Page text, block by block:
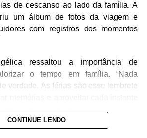
de descanso ao lado da família. A
um álbum de fotos da viagem e
com registros dos momentos
ressaltou a importância de
o tempo em família. “Nada
verdade. As férias são esse lembrete
escreveu Grazi Massafera.
CONTINUE LENDO